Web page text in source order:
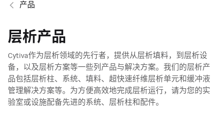
产品
层析产品
Cytiva作为层析领域的先行者，提供从层析填料，到层析设
备，以及层析方案等一些列产品与解决方案。我们的层析产
品包括层析柱、系统、填料、超快速纤维层析单元和缓冲液
管理解决方案等。为方便高效地完成层析运行，请为您的实
验室或设施配备先进的系统、层析柱和配件。